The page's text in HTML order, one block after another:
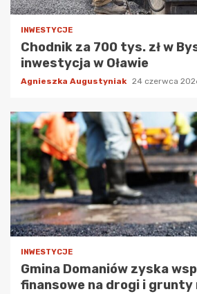
INWESTYCJE
Chodnik za 700 tys. zł w
inwestycja w Oławie
Agnieszka Augustyniak 24 czerwca
INWESTYCJE
Gmina Domaniów zyska
finansowe na drogi i grunty